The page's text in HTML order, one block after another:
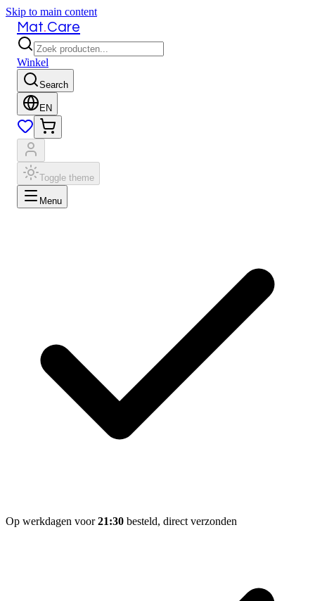
Skip to main content
Mat.Care
Winkel
Search
EN
Toggle theme
Menu
Op werkdagen voor21:30 besteld, direct verzonden